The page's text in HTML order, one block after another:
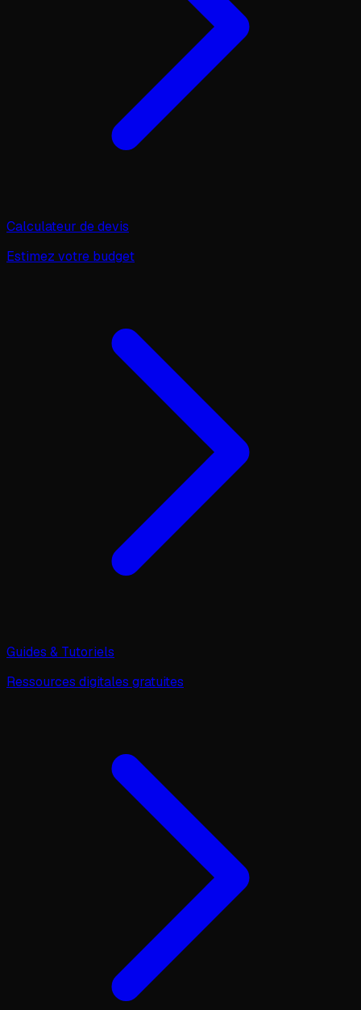
Calculateur de devis
Estimez votre budget
Guides & Tutoriels
Ressources digitales gratuites